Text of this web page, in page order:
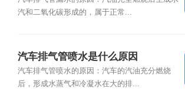
汽和二氧化碳形成的，属于正常...
汽车排气管喷水是什么原因
汽车排气管喷水的原因：汽车的汽油充分燃烧
后，形成水蒸气和冷凝水在大的排...